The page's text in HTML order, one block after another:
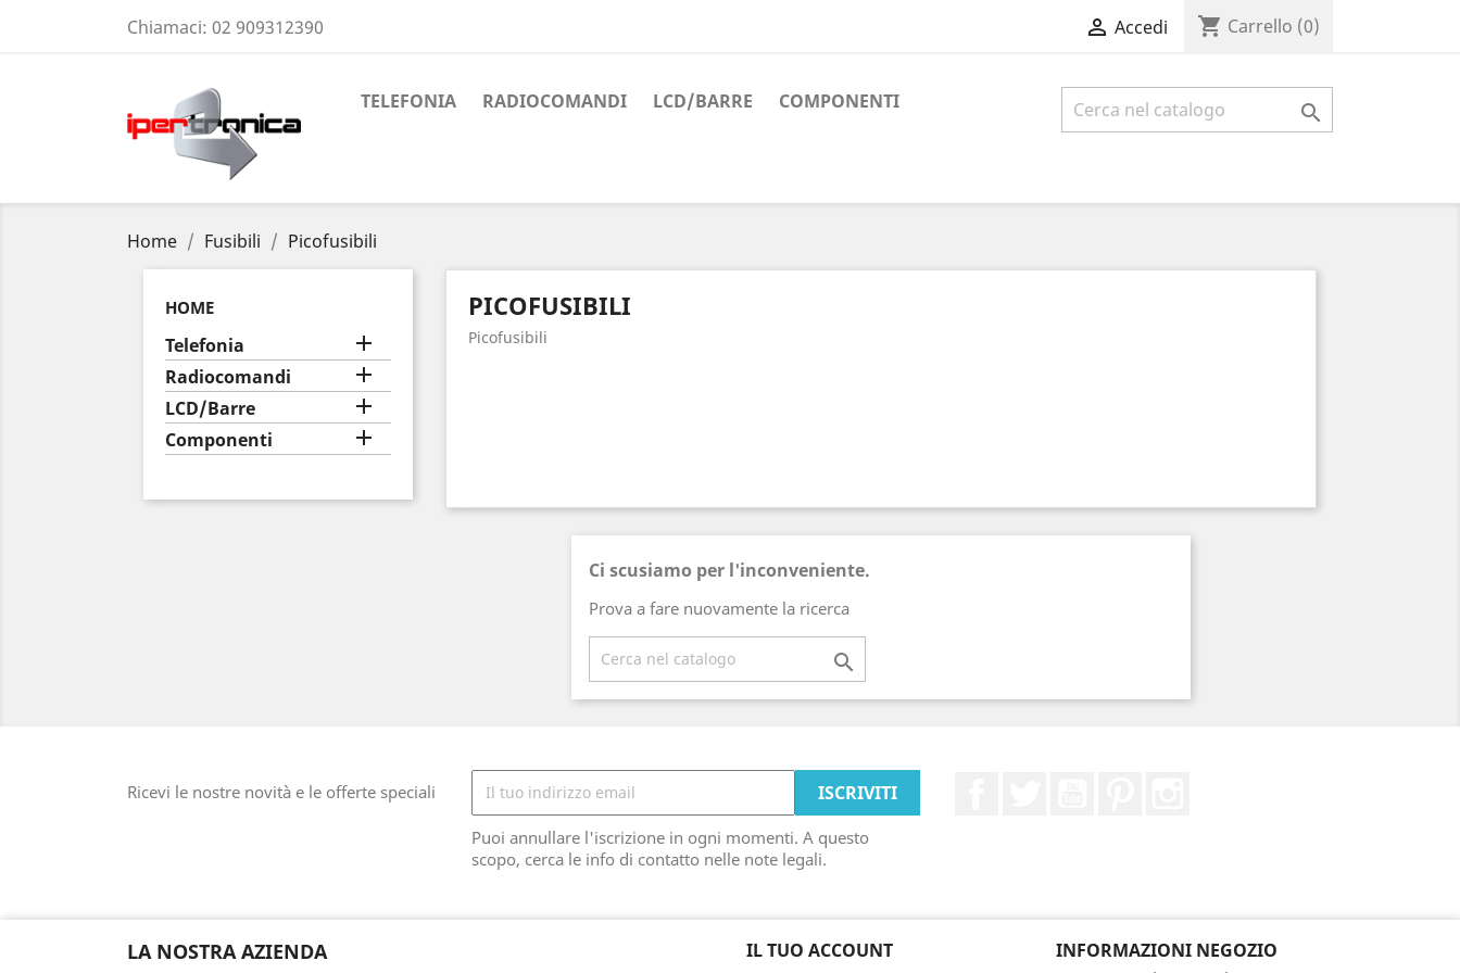
Chiamaci: 02 909312390  Accedi shopping_cart Carrello (0)
TELEFONIA RADIOCOMANDI LCD/BARRE COMPONENTI 
Home Fusibili Picofusibili
HOME
Telefonia 
Radiocomandi 
LCD/Barre 
Componenti 
PICOFUSIBILI
Picofusibili
Ci scusiamo per l'inconveniente.
Prova a fare nuovamente la ricerca

Ricevi le nostre novità e le offerte speciali
Puoi annullare l'iscrizione in ogni momenti. A questo
scopo, cerca le info di contatto nelle note legali.
LA NOSTRA AZIENDA IL TUO ACCOUNT
INFORMAZIONI NEGOZIO